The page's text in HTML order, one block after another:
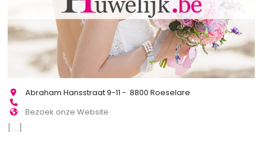
Abraham Hansstraat 9-11 - 8800 Roeselare
Bezoek onze Website
[...]